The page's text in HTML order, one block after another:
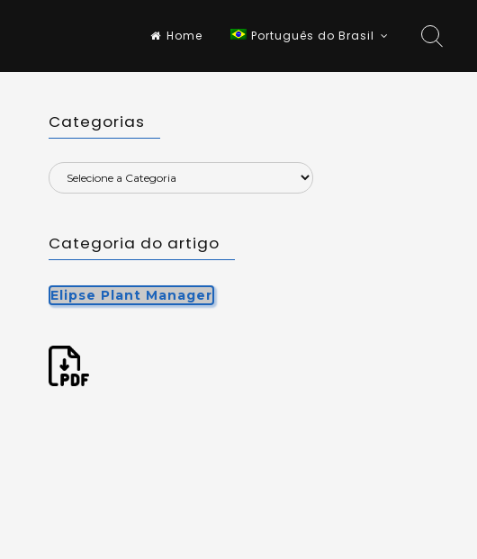
Home Português do Brasil
Categorias
Categoria do artigo
Elipse Plant Manager